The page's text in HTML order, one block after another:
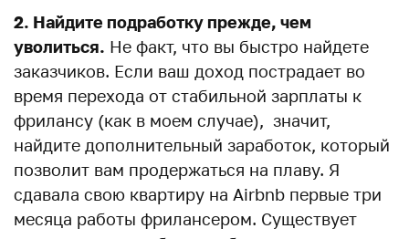
2. Найдите подработку прежде, чем
уволиться. Не факт, что вы быстро найдете
заказчиков. Если ваш доход пострадает во
время перехода от стабильной зарплаты к
фрилансу (как в моем случае), значит,
найдите дополнительный заработок, который
позволит вам продержаться на плаву. Я
сдавала свою квартиру на Airbnb первые три
месяца работы фрилансером. Существует